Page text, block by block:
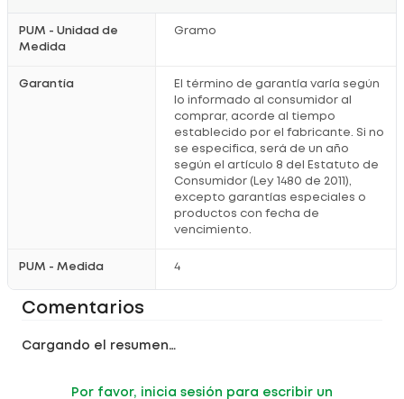
PUM - Unidad de
Medida
Gramo
Garantía
El término de garantía varía según
lo informado al consumidor al
comprar, acorde al tiempo
establecido por el fabricante. Si no
se especifica, será de un año
según el artículo 8 del Estatuto de
Consumidor (Ley 1480 de 2011),
excepto garantías especiales o
productos con fecha de
vencimiento.
PUM - Medida 4
Comentarios
Cargando el resumen…
Por favor, inicia sesión para escribir un